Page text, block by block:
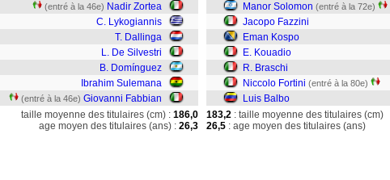
(entré à la 46e) Nadir Zortea
C. Lykogiannis
T. Dallinga
L. De Silvestri
B. Domínguez
Ibrahim Sulemana
(entré à la 46e) Giovanni Fabbian
Manor Solomon (entré à la 72e)
Jacopo Fazzini
Eman Kospo
E. Kouadio
R. Braschi
Niccolo Fortini (entré à la 80e)
Luis Balbo
taille moyenne des titulaires (cm) : 186,0
age moyen des titulaires (ans) : 26,3
183,2 : taille moyenne des titulaires (cm)
26,5 : age moyen des titulaires (ans)